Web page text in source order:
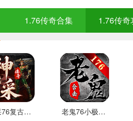
1.76传奇合集 1.76传奇
神采76复古加强版 安卓下载 老鬼76小极品合击 推荐